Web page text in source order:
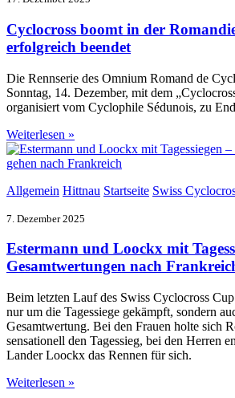
Cyclocross boomt in der
erfolgreich beendet
Die Rennserie des Omnium Romand de
Sonntag, 14. Dezember, mit dem
organisiert vom Cyclophile Sédunois, zu
Weiterlesen »
Allgemein Hittnau Startseite Swiss
7. Dezember 2025
Estermann und Loockx mit
Gesamtwertungen nach
Beim letzten Lauf des Swiss Cyclocross
nur um die Tagessiege gekämpft, sondern
Gesamtwertung. Bei den Frauen holte sich
sensationell den Tagessieg, bei den Herren
Lander Loockx das Rennen für sich.
Weiterlesen »